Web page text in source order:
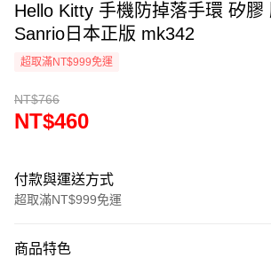
Hello Kitty 手機防掉落手環 矽膠
Sanrio日本正版 mk342
超取滿NT$999免運
NT$766
NT$460
付款與運送方式
超取滿NT$999免運
信用卡一次付款
商品特色